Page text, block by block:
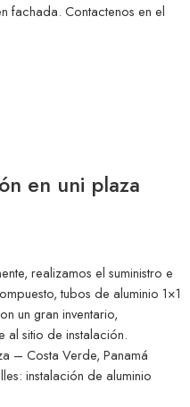
fachada. Contactenos en el
en uni plaza
realizamos el suministro e
tubos de aluminio 1×1
un gran inventario,
al sitio de instalación.
– Costa Verde, Panamá
instalación de aluminio